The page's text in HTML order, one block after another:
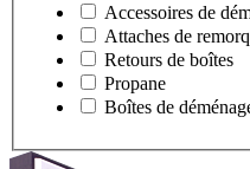
Accessoires de
Attaches de
Retours de boîtes
Propane
Boîtes de